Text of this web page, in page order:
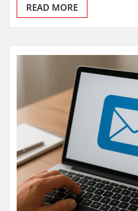
READ MORE